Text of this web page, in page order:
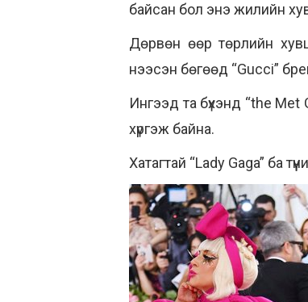
байсан бол энэ жилийн
Дөрвөн өөр төрлийн
нээсэн бөгөөд “Gucci”
Ингээд та бүхэнд “the
хүргэж байна.
Хатагтай “Lady Gaga” ба